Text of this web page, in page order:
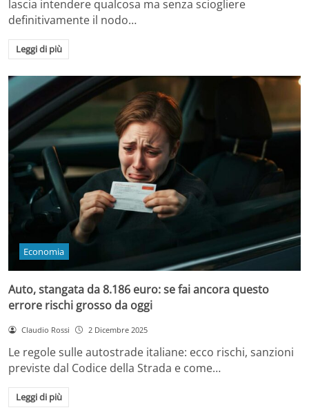
lascia intendere qualcosa ma senza sciogliere
definitivamente il nodo…
Leggi di più
Economia
Auto, stangata da 8.186 euro: se fai ancora questo
errore rischi grosso da oggi
Claudio Rossi 2 Dicembre 2025
Le regole sulle autostrade italiane: ecco rischi, sanzioni
previste dal Codice della Strada e come…
Leggi di più